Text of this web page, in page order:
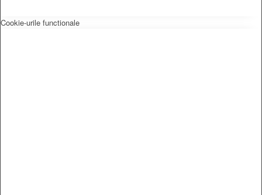
Cookie-urile functionale